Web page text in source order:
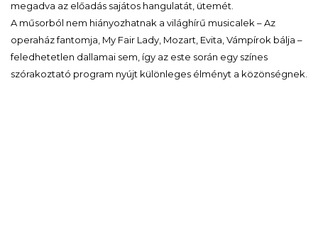
megadva az előadás sajátos hangulatát, ütemét.
A műsorból nem hiányozhatnak a világhírű musicalek – Az
operaház fantomja, My Fair Lady, Mozart, Evita, Vámpírok bálja –
feledhetetlen dallamai sem, így az este során egy színes
szórakoztató program nyújt különleges élményt a közönségnek.